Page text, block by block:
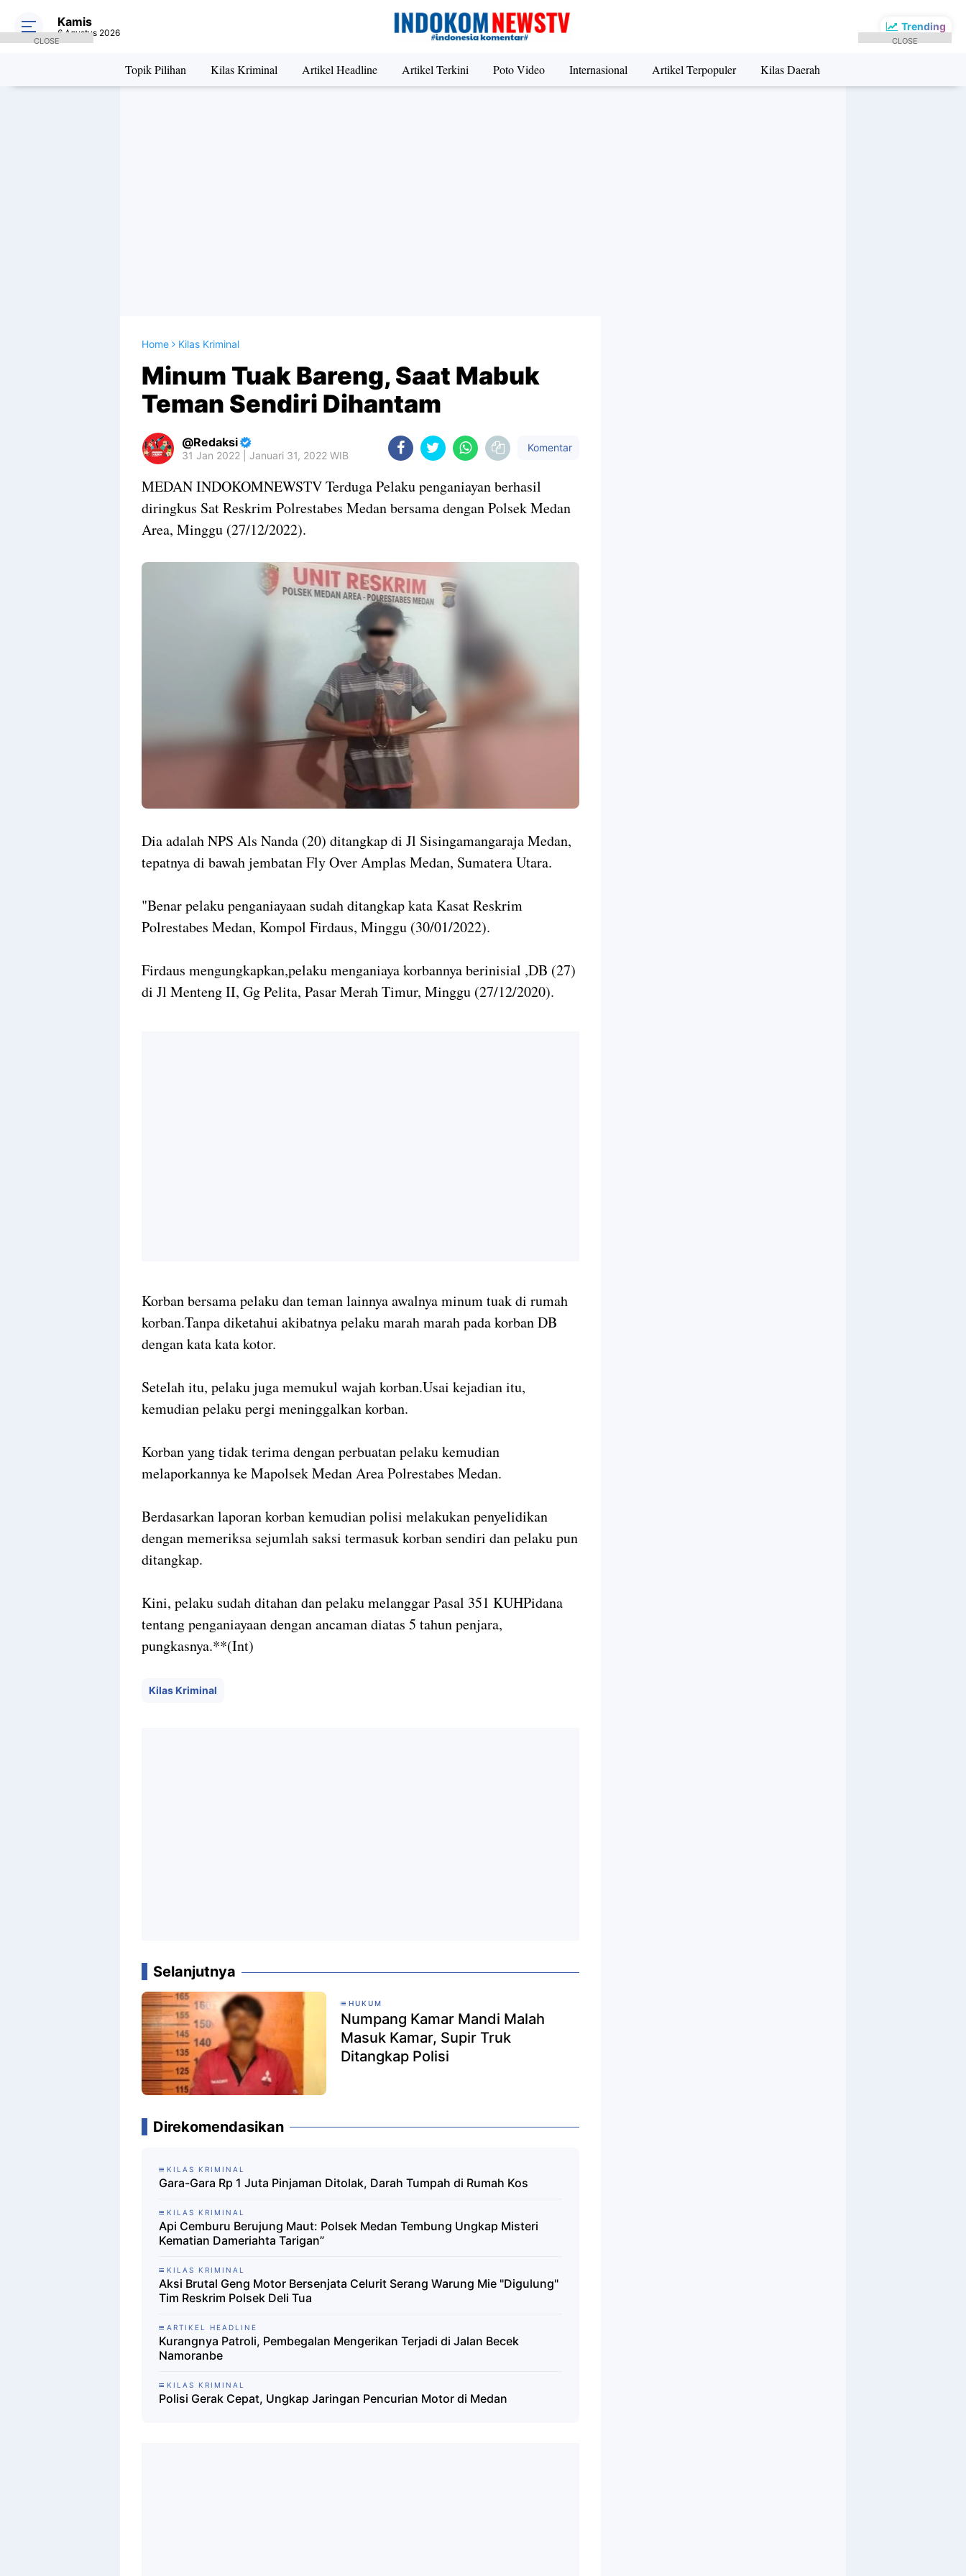
Trending
Kamis
6 Agustus 2026
Topik Pilihan Kilas Kriminal Artikel Headline Artikel Terkini Poto Video Internasional Artikel Terpopuler Kilas Daerah
Home Kilas Kriminal
Minum Tuak Bareng, Saat Mabuk
Teman Sendiri Dihantam
Redaksi
31 Jan 2022 | Januari 31, 2022 WIB
Komentar
MEDAN INDOKOMNEWSTV Terduga Pelaku penganiayan berhasil
diringkus Sat Reskrim Polrestabes Medan bersama dengan Polsek Medan
Area, Minggu (27/12/2022).
Dia adalah NPS Als Nanda (20) ditangkap di Jl Sisingamangaraja Medan,
tepatnya di bawah jembatan Fly Over Amplas Medan, Sumatera Utara.
"Benar pelaku penganiayaan sudah ditangkap kata Kasat Reskrim
Polrestabes Medan, Kompol Firdaus, Minggu (30/01/2022).
Firdaus mengungkapkan,pelaku menganiaya korbannya berinisial ,DB (27)
di Jl Menteng II, Gg Pelita, Pasar Merah Timur, Minggu (27/12/2020).
Korban bersama pelaku dan teman lainnya awalnya minum tuak di rumah
korban.Tanpa diketahui akibatnya pelaku marah marah pada korban DB
dengan kata kata kotor.
Setelah itu, pelaku juga memukul wajah korban.Usai kejadian itu,
kemudian pelaku pergi meninggalkan korban.
Korban yang tidak terima dengan perbuatan pelaku kemudian
melaporkannya ke Mapolsek Medan Area Polrestabes Medan.
Berdasarkan laporan korban kemudian polisi melakukan penyelidikan
dengan memeriksa sejumlah saksi termasuk korban sendiri dan pelaku pun
ditangkap.
Kini, pelaku sudah ditahan dan pelaku melanggar Pasal 351 KUHPidana
tentang penganiayaan dengan ancaman diatas 5 tahun penjara,
pungkasnya.**(Int)
Kilas Kriminal
Selanjutnya
HUKUM
Numpang Kamar Mandi Malah
Masuk Kamar, Supir Truk
Ditangkap Polisi
Direkomendasikan
KILAS KRIMINAL
Gara-Gara Rp 1 Juta Pinjaman Ditolak, Darah Tumpah di Rumah Kos
KILAS KRIMINAL
Api Cemburu Berujung Maut: Polsek Medan Tembung Ungkap Misteri
Kematian Dameriahta Tarigan”
KILAS KRIMINAL
Aksi Brutal Geng Motor Bersenjata Celurit Serang Warung Mie "Digulung"
Tim Reskrim Polsek Deli Tua
ARTIKEL HEADLINE
Kurangnya Patroli, Pembegalan Mengerikan Terjadi di Jalan Becek
Namoranbe
KILAS KRIMINAL
Polisi Gerak Cepat, Ungkap Jaringan Pencurian Motor di Medan
CLOSE CLOSE